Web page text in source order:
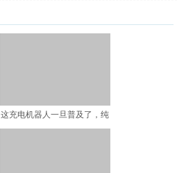
这充电机器人一旦普及了，纯